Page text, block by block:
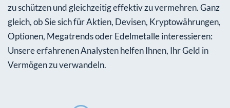
zu schützen und gleichzeitig effektiv zu vermehren. Ganz
gleich, ob Sie sich für Aktien, Devisen, Kryptowährungen,
Optionen, Megatrends oder Edelmetalle interessieren:
Unsere erfahrenen Analysten helfen Ihnen, Ihr Geld in
Vermögen zu verwandeln.